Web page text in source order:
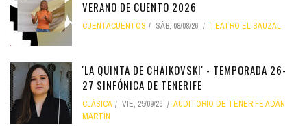
VERANO DE CUENTO 2026
CUENTACUENTOS SÁB, 08/08/26 TEATRO EL SAUZAL
'LA QUINTA DE CHAIKOVSKI' - TEMPORADA 26-
27 SINFÓNICA DE TENERIFE
CLÁSICA VIE, 25/09/26
AUDITORIO DE TENERIFE ADÁN
MARTÍN